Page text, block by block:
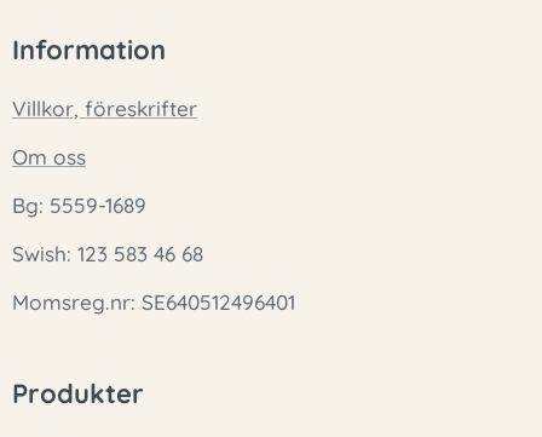
Information
Villkor, föreskrifter
Om oss
Bg: 5559-1689
Swish: 123 583 46 68
Momsreg.nr: SE640512496401
Produkter